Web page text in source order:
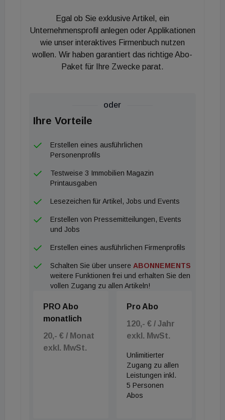
orientieren und uns gleichzeitig zu einem noch
attraktiveren Arbeitgeber machen.“ In Zukunft wird
es im Unternehmen nur wenige fixe Arbeitsplätze
geben, diese werden vielmehr nach Bedarf und Art
der Tätigkeit von den Mitarbeiter*innen über eine
Bereiche, die interdisziplinäre und projektorientierte
Zusammenarbeit innerhalb des Unternehmens,
aber auch mit externen Partnern und auch
Kund*innen ermöglichen. „Activity Based Working
heißt für uns, neue Wege zu gehen, aber zugleich
Bewährtes zu erhalten und weiter zu entwickeln“,
Egal ob Sie exklusive Artikel, ein
Unternehmensprofil anlegen oder Applikationen
wie unser interaktives Firmenbuch nutzen
wollen. Wir haben garantiert das richtige Abo-
Paket für Ihre Zwecke parat.
oder
Ihre Vorteile
Erstellen eines ausführlichen
Personenprofils
Testweise 3 Immobilien Magazin
Printausgaben
Lesezeichen für Artikel, Jobs und Events
Erstellen von Pressemitteilungen, Events
und Jobs
Erstellen eines ausführlichen Firmenprofils
Schalten Sie über unsere ABONNEMENTS
weitere Funktionen frei und erhalten Sie den
vollen Zugang zu allen Artikeln!
PRO Abo
monatlich
20,- € / Monat
exkl. MwSt.
Pro Abo
120,- € / Jahr
exkl. MwSt.
Unlimitierter
Zugang zu allen
Leistungen inkl.
5 Personen
Abos